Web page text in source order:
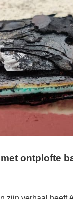
ontplofte